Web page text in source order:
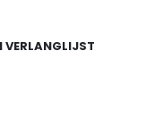
VERLANGLIJST